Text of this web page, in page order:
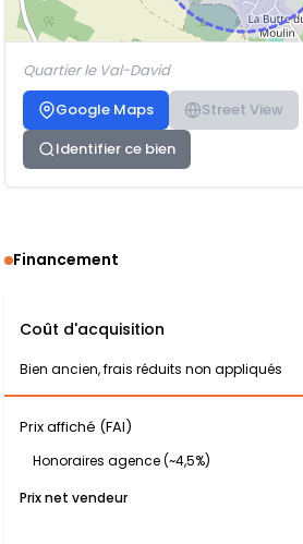
Quartier le Val-David
Google Maps
Street View
Identifier ce bien
Financement
Coût d'acquisition
Bien ancien, frais réduits non appliqués
Prix affiché (FAI)
Honoraires agence (~4,5%)
Prix net vendeur